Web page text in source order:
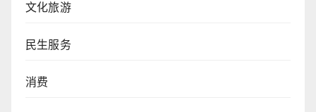
文化旅游
民生服务
消费